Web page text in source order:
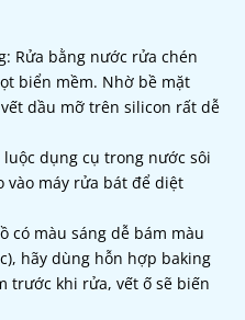
Rửa bằng nước rửa chén
biển mềm. Nhờ bề mặt
dầu mỡ trên silicon rất dễ
dụng cụ trong nước sôi
vào máy rửa bát để diệt
có màu sáng dễ bám màu
hãy dùng hỗn hợp baking
trước khi rửa, vết ố sẽ biến